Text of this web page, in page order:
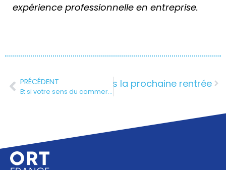
expérience professionnelle en entreprise.
PRÉCÉDENT
Et si votre sens du commerce devenait un vrai projet de carrière ?
et au e-commerce dès la prochaine rentrée